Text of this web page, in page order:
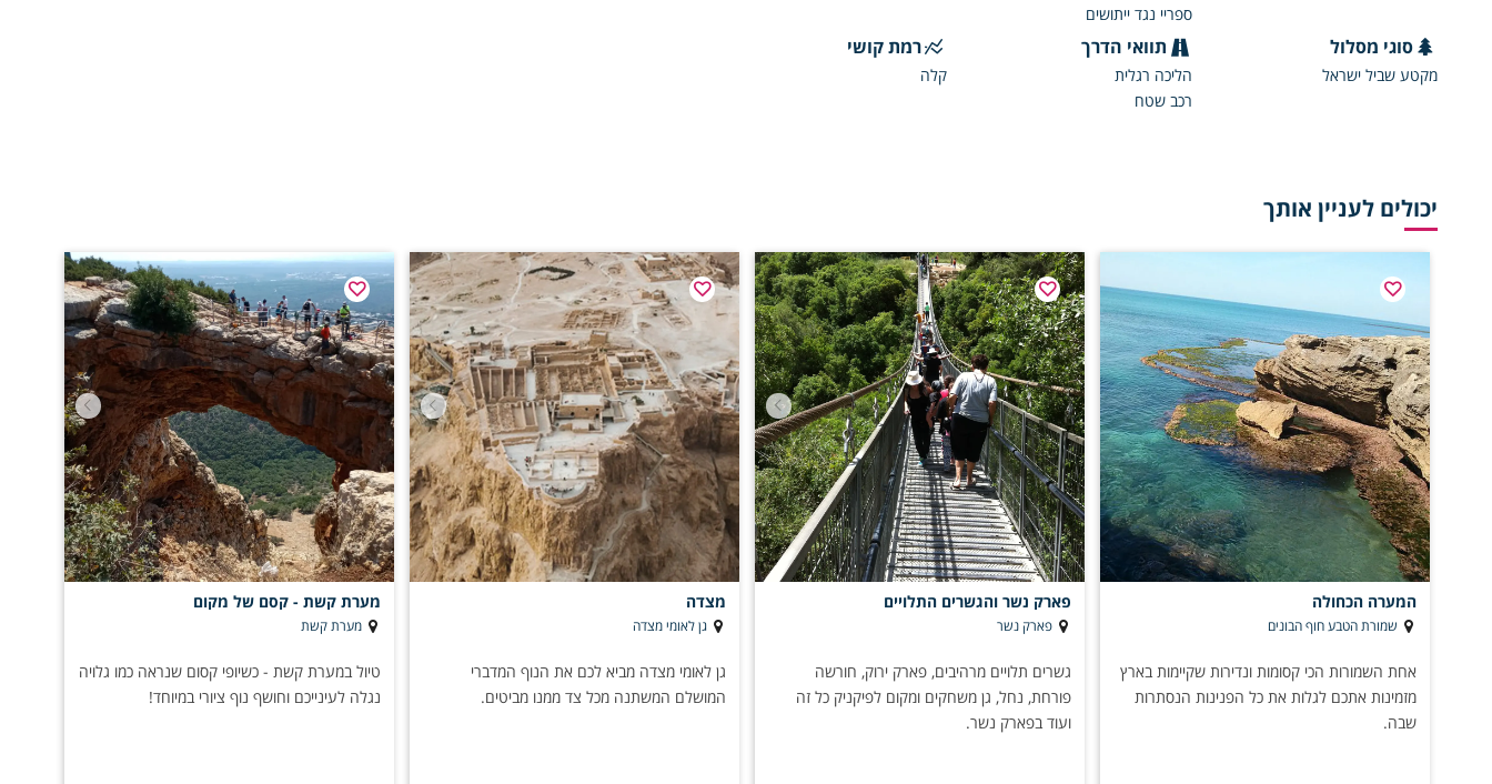
ספריי נגד ייתושים
סוגי מסלול
מקטע שביל ישראל
תוואי הדרך
הליכה רגלית
רכב שטח
רמת קושי
קלה
יכולים לעניין אותך
המערה הכחולה
שמורת הטבע חוף הבונים
אחת השמורות הכי קסומות ונדירות שקיימות בארץ
מזמינות אתכם לגלות את כל הפנינות הנסתרות
שבה.
פארק נשר והגשרים התלויים
פארק נשר
גשרים תלויים מרהיבים, פארק ירוק, חורשה
פורחת, נחל, גן משחקים ומקום לפיקניק כל זה
ועוד בפארק נשר.
מצדה
גן לאומי מצדה
גן לאומי מצדה מביא לכם את הנוף המדברי
המושלם המשתנה מכל צד ממנו מביטים.
מערת קשת - קסם של מקום
מערת קשת
טיול במערת קשת - כשיופי קסום שנראה כמו גלויה
נגלה לעינייכם וחושף נוף ציורי במיוחד!